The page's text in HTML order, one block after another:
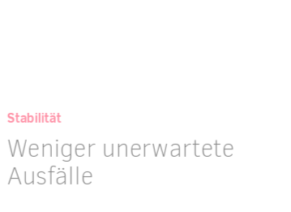
Stabilität
Weniger unerwartete
Ausfälle